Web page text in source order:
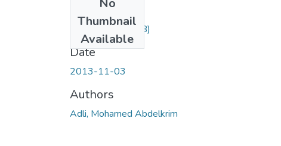
Thumbnail
Available
dadli.pdf(2.54 MB)
Date
2013-11-03
Authors
Adli, Mohamed Abdelkrim